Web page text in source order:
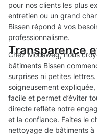
pour nos clients les plus
entretien ou un grand
Bissen répond à vos
professionnalisme.
Transparence
Chez Moosweg, nous
bâtiments Bissen
surprises ni petites
soigneusement
facile et permet d’éviter
directe reflète notre
et la confiance. Faites le
nettoyage de bâtiments